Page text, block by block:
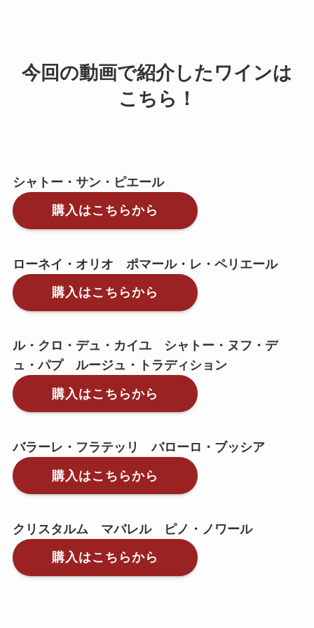
今回の動画で紹介したワインは
こちら！
シャトー・サン・ピエール
購入はこちらから
ローネイ・オリオ ポマール・レ・ペリエール
購入はこちらから
ル・クロ・デュ・カイユ シャトー・ヌフ・デ
ュ・パプ ルージュ・トラディション
購入はこちらから
バラーレ・フラテッリ バローロ・ブッシア
購入はこちらから
クリスタルム マバレル ピノ・ノワール
購入はこちらから